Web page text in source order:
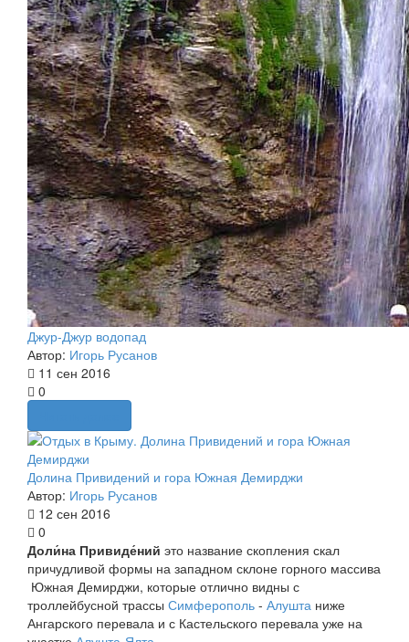
Джур-Джур водопад
Автор: Игорь Русанов
11 сен 2016
0
Долина Привидений и гора Южная Демирджи
Автор: Игорь Русанов
12 сен 2016
0
Доли́на Привиде́ний это название скопления скал
причудливой формы на западном склоне горного массива
Южная Демирджи, которые отлично видны с
троллейбусной трассы Симферополь - Алушта ниже
Ангарского перевала и с Кастельского перевала уже на